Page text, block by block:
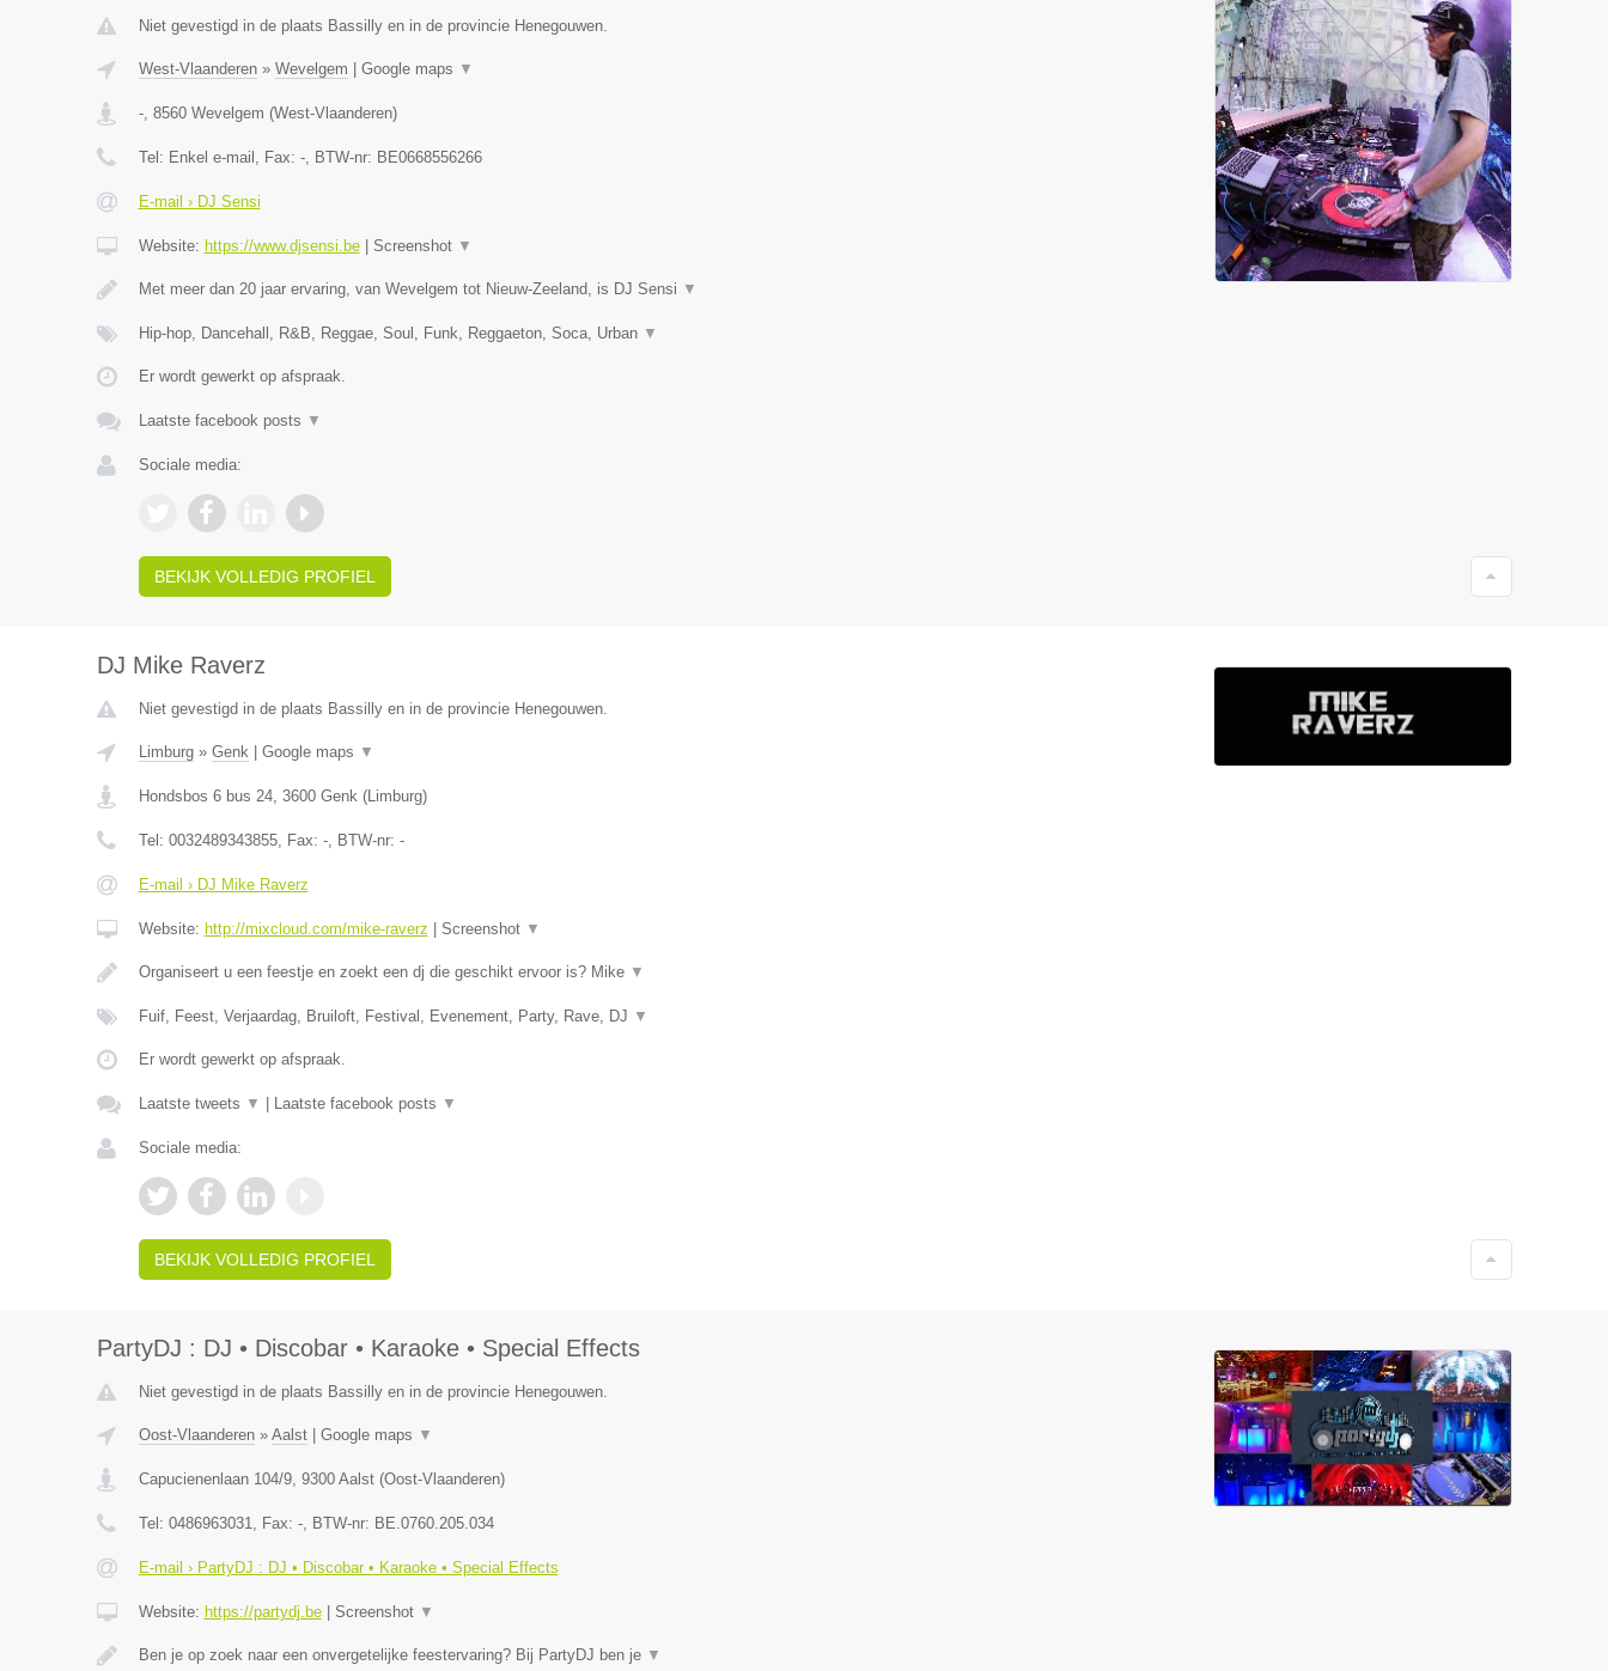
Niet gevestigd in de plaats Bassilly en in de provincie Henegouwen.
West-Vlaanderen» Wevelgem Google maps ▼
-, 8560 Wevelgem (West-Vlaanderen)
Tel: Enkel e-mail , Fax: -, BTW-nr: BE0668556266
E-mail › DJ Sensi
Website: https://www.djsensi.be| Screenshot ▼
Met meer dan 20 jaar ervaring, van Wevelgem tot Nieuw-Zeeland, is DJ Sensi ▼
Hip-hop, Dancehall, R&B, Reggae, Soul, Funk, Reggaeton, Soca, Urban ▼
Er wordt gewerkt op afspraak.
Laatste facebook posts ▼
Sociale media:
BEKIJK VOLLEDIG PROFIEL
DJ Mike Raverz
Niet gevestigd in de plaats Bassilly en in de provincie Henegouwen.
Limburg» Genk| Google maps ▼
Hondsbos 6 bus 24, 3600 Genk(Limburg)
Tel: 0032489343855, Fax: -, BTW-nr: -
E-mail › DJ Mike Raverz
Website: http://mixcloud.com/mike-raverz Screenshot ▼
Organiseert u een feestje en zoekt een dj die geschikt ervoor is? Mike ▼
Fuif, Feest, Verjaardag, Bruiloft, Festival, Evenement, Party, Rave, DJ ▼
Er wordt gewerkt op afspraak.
Laatste tweets ▼ Laatste facebook posts ▼
Sociale media:
BEKIJK VOLLEDIG PROFIEL
PartyDJ : DJ • Discobar • Karaoke • Special Effects
Niet gevestigd in de plaats Bassilly en in de provincie Henegouwen.
Oost-Vlaanderen» Aalst| Google maps ▼
Capucienenlaan 104/9, 9300 Aalst(Oost-Vlaanderen)
Tel: 0486963031, Fax: -, BTW-nr: BE.0760.205.034
E-mail › PartyDJ : DJ • Discobar • Karaoke • Special Effects
Website: https://partydj.be| Screenshot ▼
Ben je op zoek naar een onvergetelijke feestervaring? Bij PartyDJ ben je ▼